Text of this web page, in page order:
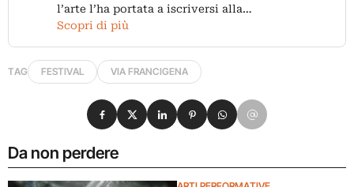
l’arte l’ha portata a iscriversi alla…
Scopri di più
TAG FESTIVAL VIA FRANCIGENA
Da non perdere
Condividi su Facebook
Condividi su X
Condividi su LinkedIn
Condividi su Pinterest
Condividi su WhatsApp
Condividi su Email